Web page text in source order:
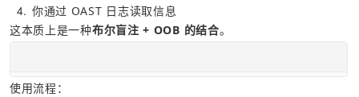
4 你通过 OAST 日志读取信息
这本质上是一种布尔盲注 + OOB 的结合。
使用流程：